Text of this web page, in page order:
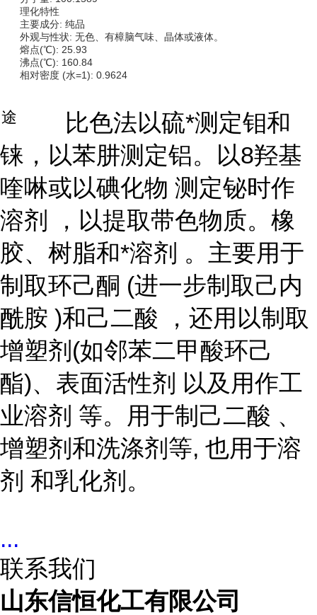
理化特性
主要成分: 纯品
外观与性状: 无色、有樟脑气味、晶体或液体。
熔点(℃): 25.93
沸点(℃): 160.84
相对密度 (水=1): 0.9624
比色法以硫*测定钼和
铼，以苯肼测定铝。以8羟基
喹啉或以碘化物 测定铋时作
溶剂 ，以提取带色物质。橡
胶、树脂和*溶剂 。主要用于
制取环己酮 (进一步制取己内
酰胺 )和己二酸 ，还用以制取
增塑剂(如邻苯二甲酸环己
酯)、表面活性剂 以及用作工
业溶剂 等。用于制己二酸 、
增塑剂和洗涤剂等, 也用于溶
剂 和乳化剂。
...
联系我们
山东信恒化工有限公司